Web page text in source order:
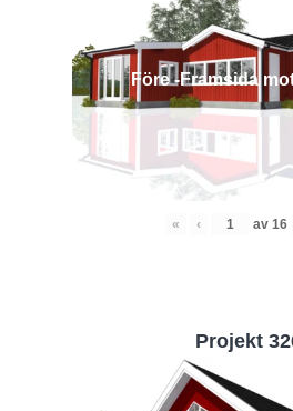
Före -Framsida
« ‹ av 16
Projekt